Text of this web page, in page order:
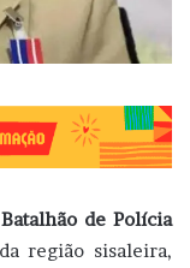
Batalhão de Polícia
região sisaleira,